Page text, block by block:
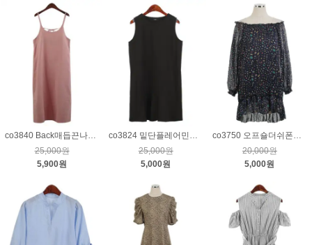
co3840 Back매듭끈나시린넨원피스_핑크
25,000원
5,900원
co3824 밑단플레어민소매원피스_블랙
25,000원
5,000원
co3750 오프숄더쉬폰튜닉_네이비
20,000원
5,000원